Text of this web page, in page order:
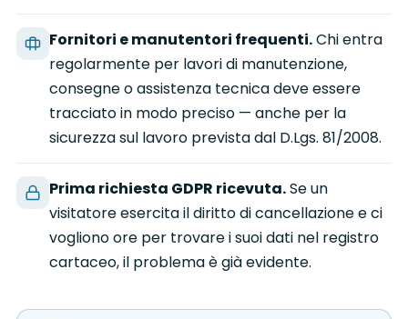
Fornitori e manutentori frequenti.Chi entra
regolarmente per lavori di manutenzione,
consegne o assistenza tecnica deve essere
tracciato in modo preciso — anche per la
sicurezza sul lavoro prevista dal D.Lgs. 81/2008.
Prima richiesta GDPR ricevuta.Se un
visitatore esercita il diritto di cancellazione e ci
vogliono ore per trovare i suoi dati nel registro
cartaceo, il problema è già evidente.